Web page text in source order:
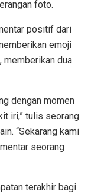
foto.
positif dari
emoji
memberikan dua
dengan momen
iri,” tulis seorang
“Sekarang kami
seorang
terakhir bagi